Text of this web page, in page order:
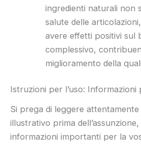
ingredienti naturali non
salute delle
avere effetti positivi sul
complessivo,
miglioramento della
Istruzioni per l’uso: Informazioni
Si prega di leggere
illustrativo prima
informazioni importanti per la